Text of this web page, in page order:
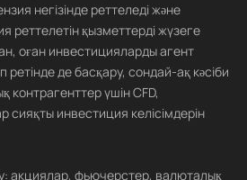
негізінде реттеледі және
реттелетін қызметтерді жүзеге
оған инвестицияларды агент
ретінде де басқару, сондай-ақ кәсіби
контрагенттер үшін CFD,
инвестиция келісімдерін
акциялар, фьючерстер, валюталық